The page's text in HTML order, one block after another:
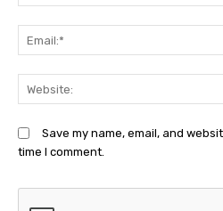
Save my name, email, and
time I comment.